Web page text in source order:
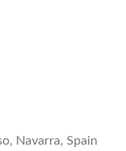
Navarra, Spain